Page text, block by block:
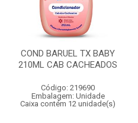
COND BARUEL TX BABY
210ML CAB CACHEADOS
Código: 219690
Embalagem: Unidade
Caixa contém 12 unidade(s)